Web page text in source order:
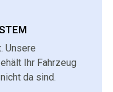
Unsere
Ihr Fahrzeug
da sind.